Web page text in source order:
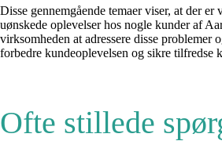
Disse gennemgående temaer viser, at der er
uønskede oplevelser hos nogle kunder af
virksomheden at adressere disse problemer
forbedre kundeoplevelsen og sikre tilfredse
Ofte stillede